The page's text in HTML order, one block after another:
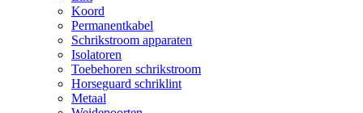
Koord
Permanentkabel
Schrikstroom apparaten
Isolatoren
Toebehoren schrikstroom
Horseguard schriklint
Metaal